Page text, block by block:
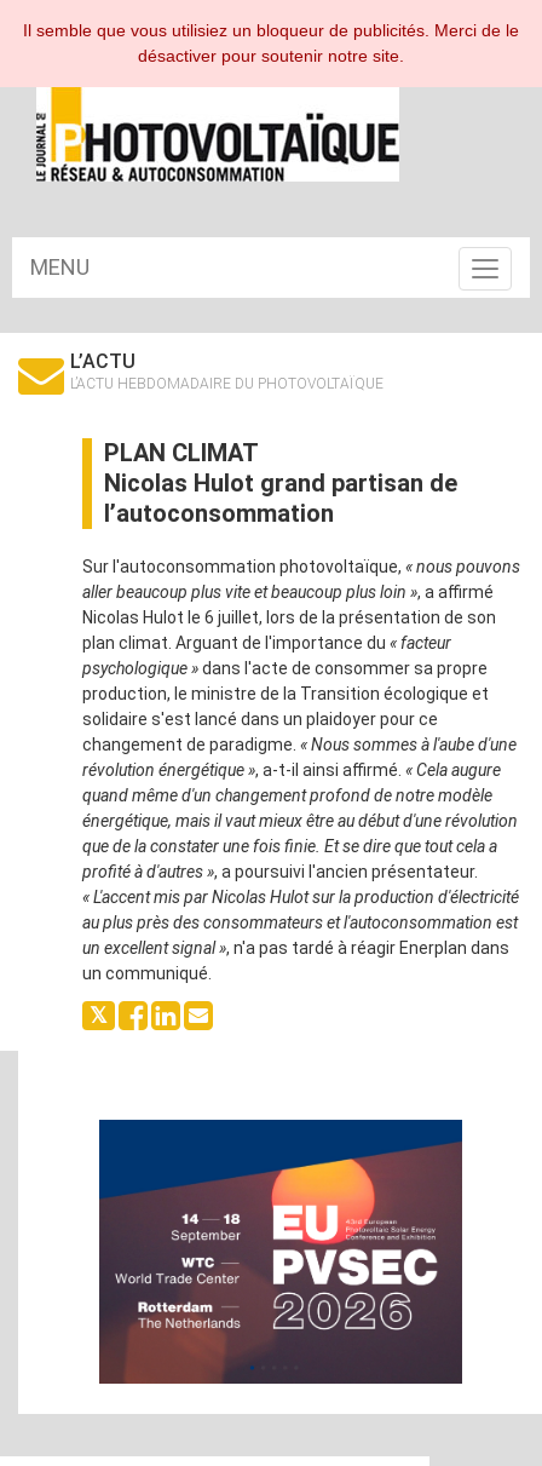
ESPACE ABONNÉ
MENU
Toggle
L’ACTU
L’ACTU HEBDOMADAIRE DU PHOTOVOLTAÏQUE
PLAN CLIMAT
Nicolas Hulot grand partisan de
l’autoconsommation
Sur l'autoconsommation photovoltaïque, « nous pouvons
aller beaucoup plus vite et beaucoup plus loin », a affirmé
Nicolas Hulot le 6 juillet, lors de la présentation de son
plan climat. Arguant de l'importance du « facteur
psychologique »dans l'acte de consommer sa propre
production, le ministre de la Transition écologique et
solidaire s'est lancé dans un plaidoyer pour ce
changement de paradigme. « Nous sommes à l'aube d'une
révolution énergétique », a-t-il ainsi affirmé. « Cela augure
quand même d'un changement profond de notre modèle
énergétique, mais il vaut mieux être au début d'une révolution
que de la constater une fois finie. Et se dire que tout cela a
profité à d'autres », a poursuivi l'ancien présentateur.
« L'accent mis par Nicolas Hulot sur la production d'électricité
au plus près des consommateurs et l'autoconsommation est
un excellent signal », n'a pas tardé à réagir Enerplan dans
un communiqué.
Il semble que vous utilisiez un bloqueur de publicités. Merci de le
désactiver pour soutenir notre site.